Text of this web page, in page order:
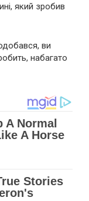
який зробив
ви
набагато